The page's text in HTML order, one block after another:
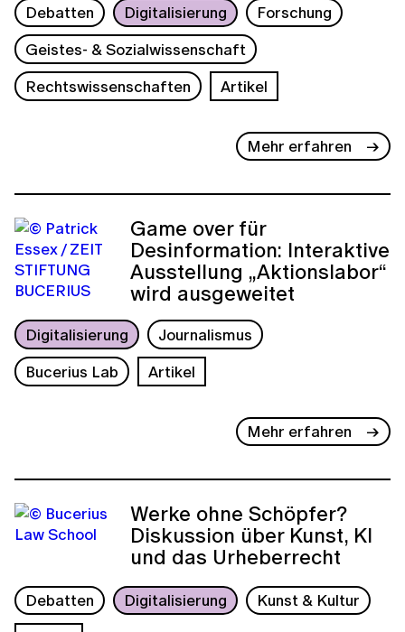
Debatten Digitalisierung
Forschung
Geistes- & Sozialwissenschaft
Rechtswissenschaften
Artikel
Mehr erfahren
Game over für
Desinformation: Interaktive
Ausstellung „Aktionslabor“
wird ausgeweitet
Digitalisierung
Journalismus
Bucerius Lab
Artikel
Mehr erfahren
Werke ohne Schöpfer?
Diskussion über Kunst, KI
und das Urheberrecht
Debatten Digitalisierung
Kunst & Kultur